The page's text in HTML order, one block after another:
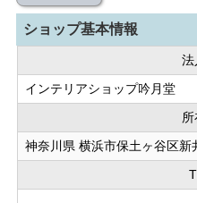
ショップ基本情報
法
インテリアショップ吟月堂
神奈川県 横浜市保土ヶ谷区新